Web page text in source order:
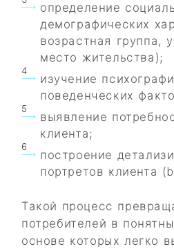
определение
демографических
возрастная группа,
место жительства);
изучение
поведенческих
выявление
клиента;
построение
портретов клиента
Такой процесс
потребителей в
основе которых легко